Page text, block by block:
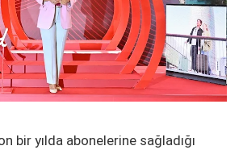
bir yılda abonelerine sağladığı